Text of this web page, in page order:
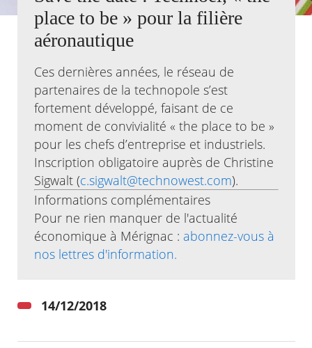
Agenda
Actualités
Kiosque
Espace de services en ligne
Instagram
YoutubeLinkedin
RECHERCHER ...
place to be » pour la filière
aéronautique
Ces dernières années, le réseau de
partenaires de la technopole s’est
fortement développé, faisant de ce
moment de convivialité « the place to be »
pour les chefs d’entreprise et industriels.
Inscription obligatoire auprès de Christine
Sigwalt (c.sigwalt@technowest.com).
Informations complémentaires
Pour ne rien manquer de l'actualité
économique à Mérignac : abonnez-vous à
nos lettres d'information.
14/12/2018